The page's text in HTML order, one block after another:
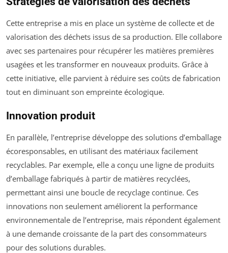
Cette entreprise a mis en place un système de collecte et de
valorisation des déchets issus de sa production. Elle collabore
avec ses partenaires pour récupérer les matières premières
usagées et les transformer en nouveaux produits. Grâce à
cette initiative, elle parvient à réduire ses coûts de fabrication
tout en diminuant son empreinte écologique.
Innovation produit
En parallèle, l’entreprise développe des solutions d’emballage
écoresponsables, en utilisant des matériaux facilement
recyclables. Par exemple, elle a conçu une ligne de produits
d’emballage fabriqués à partir de matières recyclées,
permettant ainsi une boucle de recyclage continue. Ces
innovations non seulement améliorent la performance
environnementale de l’entreprise, mais répondent également
à une demande croissante de la part des consommateurs
pour des solutions durables.